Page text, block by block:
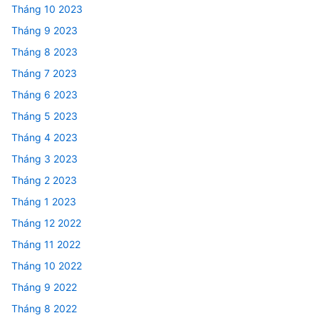
Tháng 10 2023
Tháng 9 2023
Tháng 8 2023
Tháng 7 2023
Tháng 6 2023
Tháng 5 2023
Tháng 4 2023
Tháng 3 2023
Tháng 2 2023
Tháng 1 2023
Tháng 12 2022
Tháng 11 2022
Tháng 10 2022
Tháng 9 2022
Tháng 8 2022